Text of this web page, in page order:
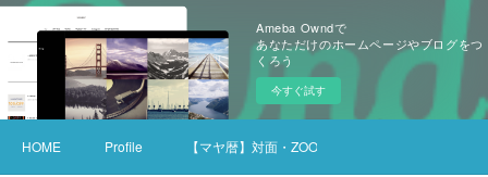
Ameba Owndで
あなただけのホームページやブログをつ
くろう
今すぐ試す
HOME Profile 【マヤ暦】対面・ZOOMセッション